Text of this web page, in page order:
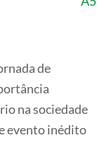
de
na sociedade
evento inédito